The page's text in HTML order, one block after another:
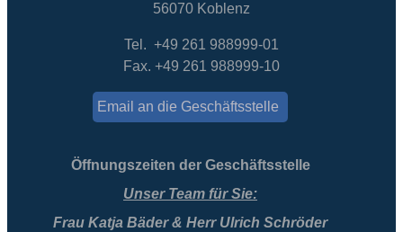
56070 Koblenz
Tel. +49 261 988999-01
Fax. +49 261 988999-10
Email an die Geschäftsstelle
Öffnungszeiten der Geschäftsstelle
Unser Team für Sie:
Frau Katja Bäder & Herr Ulrich Schröder